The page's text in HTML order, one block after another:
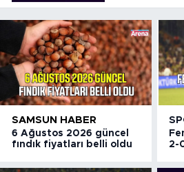
SAMSUN HABER
6 Ağustos 2026 güncel
fındık fiyatları belli oldu
2-